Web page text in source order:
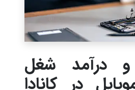
و درآمد شغل
در کانادا